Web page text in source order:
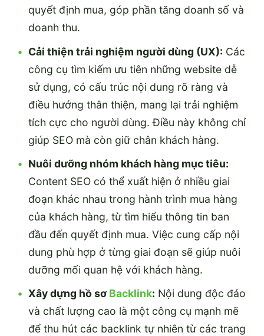
quyết định mua, góp phần tăng doanh số và
doanh thu.
Cải thiện trải nghiệm người dùng (UX): Các
công cụ tìm kiếm ưu tiên những website dễ
sử dụng, có cấu trúc nội dung rõ ràng và
điều hướng thân thiện, mang lại trải nghiệm
tích cực cho người dùng. Điều này không chỉ
giúp SEO mà còn giữ chân khách hàng.
Nuôi dưỡng nhóm khách hàng mục tiêu:
Content SEO có thể xuất hiện ở nhiều giai
đoạn khác nhau trong hành trình mua hàng
của khách hàng, từ tìm hiểu thông tin ban
đầu đến quyết định mua. Việc cung cấp nội
dung phù hợp ở từng giai đoạn sẽ giúp nuôi
dưỡng mối quan hệ với khách hàng.
Xây dựng hồ sơ Backlink: Nội dung độc đáo
và chất lượng cao là một công cụ mạnh mẽ
để thu hút các backlink tự nhiên từ các trang